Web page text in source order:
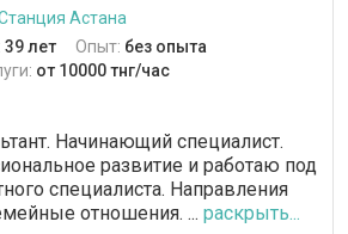
Астана
39 лет Опыт: без опыта
от 10000 тнг/час
Начинающий специалист.
развитие и работаю под
специалиста. Направления
отношения. ... раскрыть...